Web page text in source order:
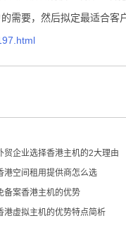
需要，然后拟定最适合客
贸企业选择香港主机的2大理由
港空间租用提供商怎么选
备案香港主机的优势
港虚拟主机的优势特点简析